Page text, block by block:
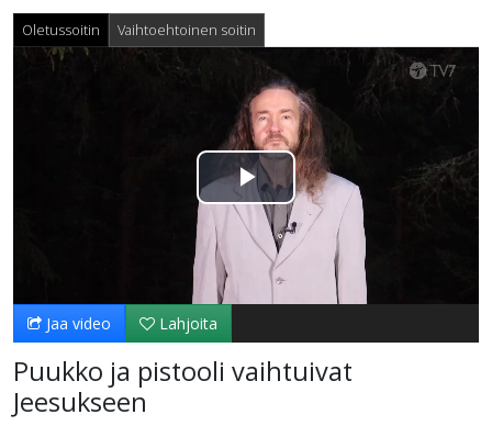
Oletussoitin Vaihtoehtoinen soitin
Toista
Video
Jaa video Lahjoita
Puukko ja pistooli vaihtuivat
Jeesukseen